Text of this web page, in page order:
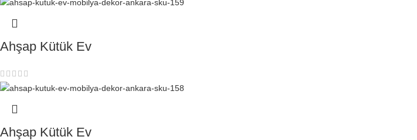
Ahşap Kütük Ev
Ahşap Kütük Ev